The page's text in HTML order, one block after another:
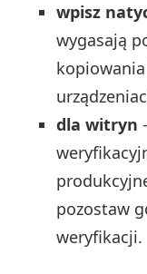
wpisz
wygasają
dla witryn
pozostaw
weryfikacji.